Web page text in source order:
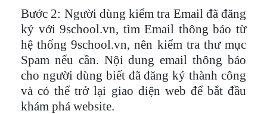
Bước 2: Người dùng kiểm tra Email đã đăng
ký với 9school.vn, tìm Email thông báo từ
hệ thống 9school.vn, nên kiểm tra thư mục
Spam nếu cần. Nội dung email thông báo
cho người dùng biết đã đăng ký thành công
và có thể trở lại giao diện web để bắt đầu
khám phá website.